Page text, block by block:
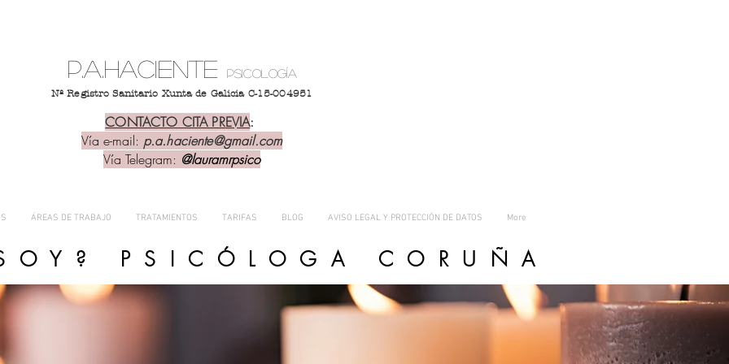
p.a.haciente psicología
Nº Registro Sanitario Xunta de Galicia C-15-004951
CONTACTO CITA PREVIA:
Vía e-mail: p.a.haciente@gmail.com
Vía Telegram: @lauramrpsico
ÁREAS DE TRABAJO TRATAMIENTOS TARIFAS BLOG AVISO LEGAL Y PROTECCIÓN DE DATOS More
PSICÓLOGA CORUÑA